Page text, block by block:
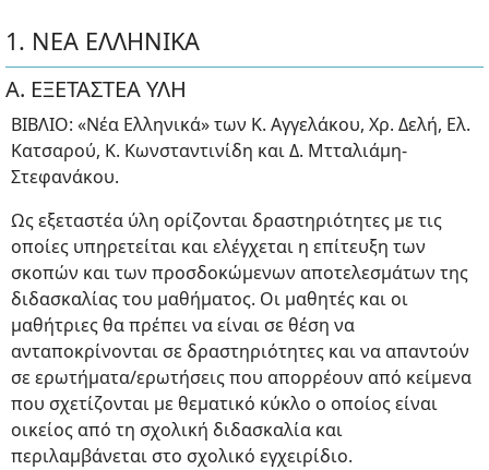
1. ΝΕΑ ΕΛΛΗΝΙΚΑ
Α. ΕΞΕΤΑΣΤΕΑ ΥΛΗ
ΒΙΒΛΙΟ: «Νέα Ελληνικά» των Κ. Αγγελάκου, Χρ. Δελή, Ελ.
Κατσαρού, Κ. Κωνσταντινίδη και Δ. Μτταλιάμη-
Στεφανάκου.
Ως εξεταστέα ύλη ορίζονται δραστηριότητες με τις
οποίες υπηρετείται και ελέγχεται η επίτευξη των
σκοπών και των προσδοκώμενων αποτελεσμάτων της
διδασκαλίας του μαθήματος. Οι μαθητές και οι
μαθήτριες θα πρέπει να είναι σε θέση να
ανταποκρίνονται σε δραστηριότητες και να απαντούν
σε ερωτήματα/ερωτήσεις που απορρέουν από κείμενα
που σχετίζονται με θεματικό κύκλο ο οποίος είναι
οικείος από τη σχολική διδασκαλία και
περιλαμβάνεται στο σχολικό εγχειρίδιο.